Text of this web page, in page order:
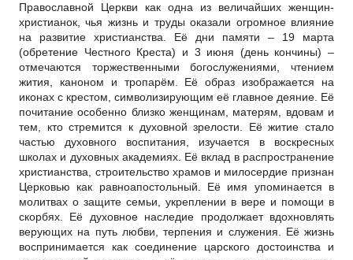
Православной Церкви как одна из величайших женщин-
христианок, чья жизнь и труды оказали огромное влияние
на развитие христианства. Её дни памяти – 19 марта
(обретение Честного Креста) и 3 июня (день кончины) –
отмечаются торжественными богослужениями, чтением
жития, каноном и тропарём. Её образ изображается на
иконах с крестом, символизирующим её главное деяние. Её
почитание особенно близко женщинам, матерям, вдовам и
тем, кто стремится к духовной зрелости. Её житие стало
частью духовного воспитания, изучается в воскресных
школах и духовных академиях. Её вклад в распространение
христианства, строительство храмов и милосердие признан
Церковью как равноапостольный. Её имя упоминается в
молитвах о защите семьи, укреплении в вере и помощи в
скорбях. Её духовное наследие продолжает вдохновлять
верующих на путь любви, терпения и служения. Её жизнь
воспринимается как соединение царского достоинства и